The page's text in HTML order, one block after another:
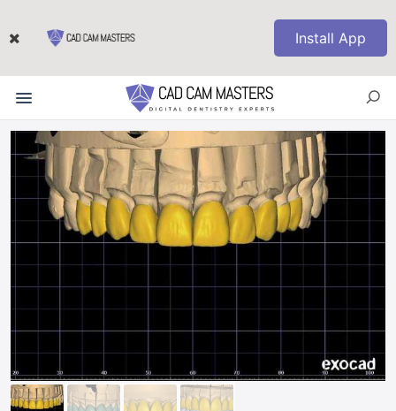
Install App